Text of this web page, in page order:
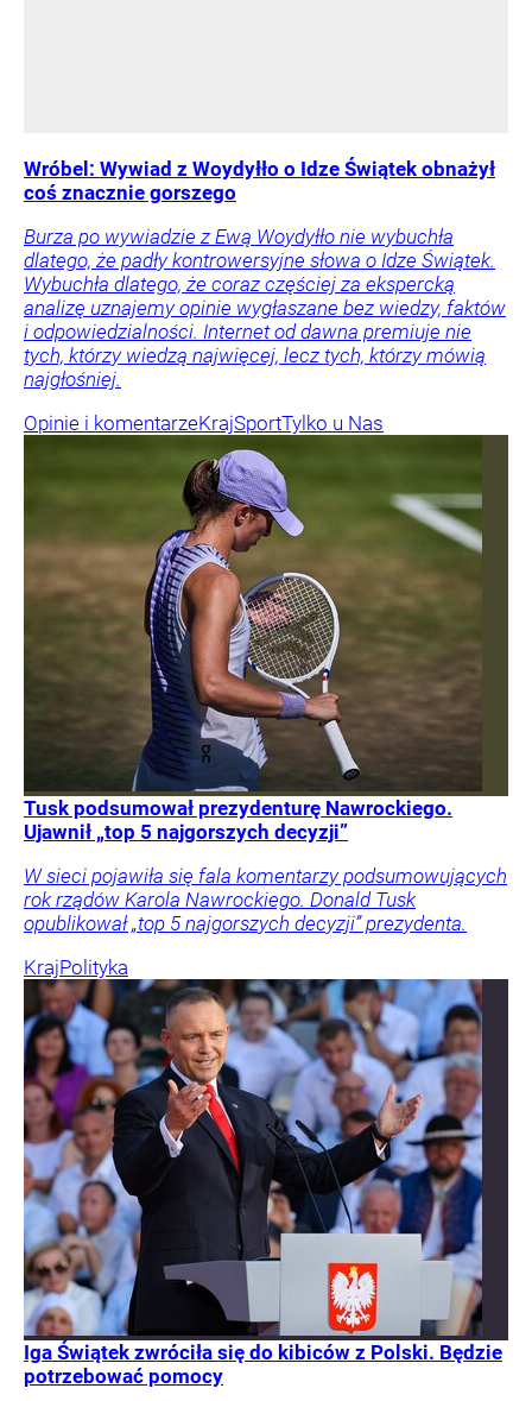
Wróbel: Wywiad z Woydyłło o Idze Świątek obnażył
coś znacznie gorszego
Burza po wywiadzie z Ewą Woydyłło nie wybuchła
dlatego, że padły kontrowersyjne słowa o Idze Świątek.
Wybuchła dlatego, że coraz częściej za ekspercką
analizę uznajemy opinie wygłaszane bez wiedzy, faktów
i odpowiedzialności. Internet od dawna premiuje nie
tych, którzy wiedzą najwięcej, lecz tych, którzy mówią
najgłośniej.
Opinie i komentarzeKrajSportTylko u Nas
Tusk podsumował prezydenturę Nawrockiego.
Ujawnił „top 5 najgorszych decyzji”
W sieci pojawiła się fala komentarzy podsumowujących
rok rządów Karola Nawrockiego. Donald Tusk
opublikował „top 5 najgorszych decyzji” prezydenta.
KrajPolityka
Iga Świątek zwróciła się do kibiców z Polski. Będzie
potrzebować pomocy